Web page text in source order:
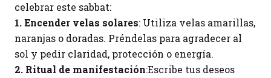
celebrar este sabbat:
1. Encender velas solares: Utiliza velas amarillas,
naranjas o doradas. Préndelas para agradecer al
sol y pedir claridad, protección o energía.
2. Ritual de manifestación:Escribe tus deseos